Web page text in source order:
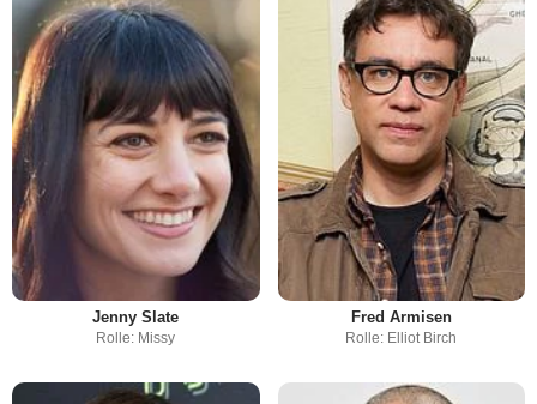
Jenny Slate
Rolle: Missy
Fred Armisen
Rolle: Elliot Birch